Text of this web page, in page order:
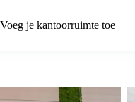
Voeg je kantoorruimte toe